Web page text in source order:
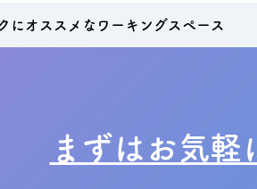
にオススメなワーキングスペース
まずはお気軽